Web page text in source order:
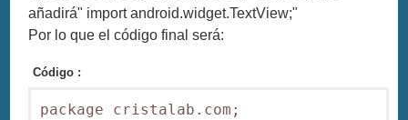
añadirá" import android.widget.TextView;"
Por lo que el código final será:
Código :
package cristalab.com;